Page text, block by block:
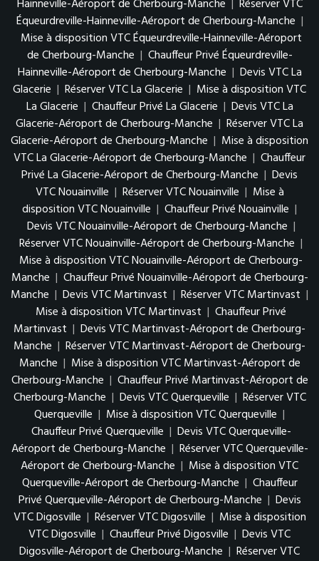
Hainneville-Aéroport de Cherbourg-Manche | Réserver VTC
Équeurdreville-Hainneville-Aéroport de Cherbourg-Manche |
Mise à disposition VTC Équeurdreville-Hainneville-Aéroport
de Cherbourg-Manche | Chauffeur Privé Équeurdreville-
Hainneville-Aéroport de Cherbourg-Manche | Devis VTC La
Glacerie | Réserver VTC La Glacerie | Mise à disposition VTC
La Glacerie | Chauffeur Privé La Glacerie | Devis VTC La
Glacerie-Aéroport de Cherbourg-Manche | Réserver VTC La
Glacerie-Aéroport de Cherbourg-Manche | Mise à disposition
VTC La Glacerie-Aéroport de Cherbourg-Manche | Chauffeur
Privé La Glacerie-Aéroport de Cherbourg-Manche | Devis
VTC Nouainville | Réserver VTC Nouainville | Mise à
disposition VTC Nouainville | Chauffeur Privé Nouainville |
Devis VTC Nouainville-Aéroport de Cherbourg-Manche |
Réserver VTC Nouainville-Aéroport de Cherbourg-Manche |
Mise à disposition VTC Nouainville-Aéroport de Cherbourg-
Manche | Chauffeur Privé Nouainville-Aéroport de Cherbourg-
Manche | Devis VTC Martinvast | Réserver VTC Martinvast |
Mise à disposition VTC Martinvast | Chauffeur Privé
Martinvast | Devis VTC Martinvast-Aéroport de Cherbourg-
Manche | Réserver VTC Martinvast-Aéroport de Cherbourg-
Manche | Mise à disposition VTC Martinvast-Aéroport de
Cherbourg-Manche | Chauffeur Privé Martinvast-Aéroport de
Cherbourg-Manche | Devis VTC Querqueville | Réserver VTC
Querqueville | Mise à disposition VTC Querqueville |
Chauffeur Privé Querqueville | Devis VTC Querqueville-
Aéroport de Cherbourg-Manche | Réserver VTC Querqueville-
Aéroport de Cherbourg-Manche | Mise à disposition VTC
Querqueville-Aéroport de Cherbourg-Manche | Chauffeur
Privé Querqueville-Aéroport de Cherbourg-Manche | Devis
VTC Digosville | Réserver VTC Digosville | Mise à disposition
VTC Digosville | Chauffeur Privé Digosville | Devis VTC
Digosville-Aéroport de Cherbourg-Manche | Réserver VTC